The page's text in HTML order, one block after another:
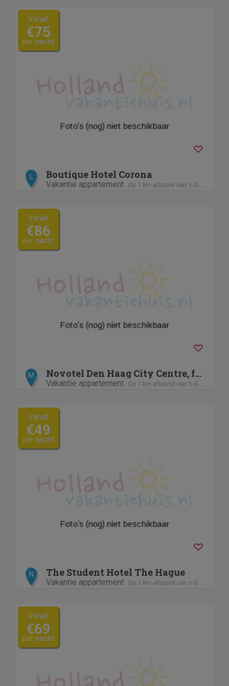
Vanaf
€75
per nacht
L Boutique Hotel Corona
Vakantie appartement Op 1 km afstand van 's-Gravenhage / Den Haag
Vanaf
€86
per nacht
M Novotel Den Haag City Centre, fully renovated
Vakantie appartement Op 1 km afstand van 's-Gravenhage / Den Haag
Vanaf
€49
per nacht
N The Student Hotel The Hague
Vakantie appartement Op 1 km afstand van 's-Gravenhage / Den Haag
Vanaf
€69
per nacht